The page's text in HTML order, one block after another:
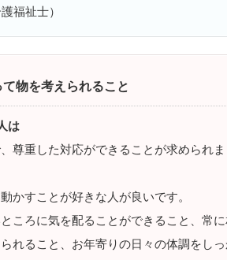
福祉士）
物を考えられること
は
尊重した対応ができることが求められま
かすことが好きな人が良いです。
ころに気を配ることができること、常に
れること、お年寄りの日々の体調をし